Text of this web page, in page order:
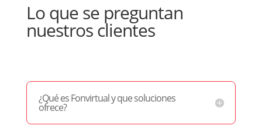
Lo que se preguntan
nuestros clientes
¿Qué es Fonvirtual y que soluciones
ofrece?